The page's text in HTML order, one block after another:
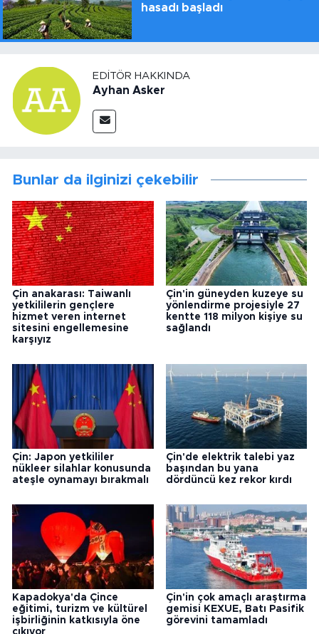
hasadı başladı
EDITÖR HAKKINDA
Ayhan Asker
Bunlar da ilginizi çekebilir
Çin anakarası: Taiwanlı
yetkililerin gençlere
hizmet veren internet
sitesini engellemesine
karşıyız
Çin'in güneyden kuzeye su
yönlendirme projesiyle 27
kentte 118 milyon kişiye su
sağlandı
Çin: Japon yetkililer
nükleer silahlar konusunda
ateşle oynamayı bırakmalı
Çin'de elektrik talebi yaz
başından bu yana
dördüncü kez rekor kırdı
Kapadokya'da Çince
eğitimi, turizm ve kültürel
işbirliğinin katkısıyla öne
çıkıyor
Çin'in çok amaçlı araştırma
gemisi KEXUE, Batı Pasifik
görevini tamamladı